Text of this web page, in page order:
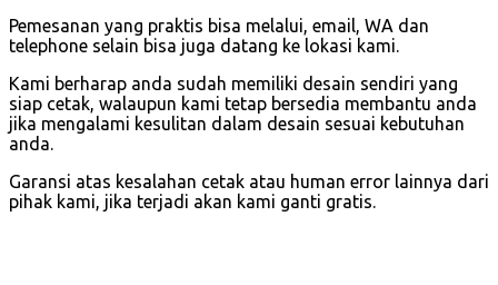
Pemesanan yang praktis bisa melalui, email, WA dan
telephone selain bisa juga datang ke lokasi kami.
Kami berharap anda sudah memiliki desain sendiri yang
siap cetak, walaupun kami tetap bersedia membantu anda
jika mengalami kesulitan dalam desain sesuai kebutuhan
anda.
Garansi atas kesalahan cetak atau human error lainnya dari
pihak kami, jika terjadi akan kami ganti gratis.